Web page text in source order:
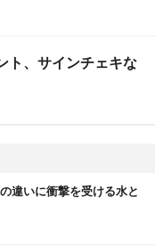
ト、サインチェキな
違いに衝撃を受ける水と